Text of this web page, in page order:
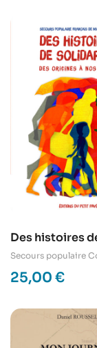
Des histoires
solidarité
Secours populaire
25,00 €